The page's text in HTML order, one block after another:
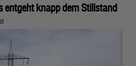
entgeht knapp dem Stillstand